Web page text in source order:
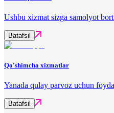
Ushbu xizmat sizga samolyot
Batafsil
Qo'shimcha xizmatlar
Yanada qulay parvoz uchun
Batafsil